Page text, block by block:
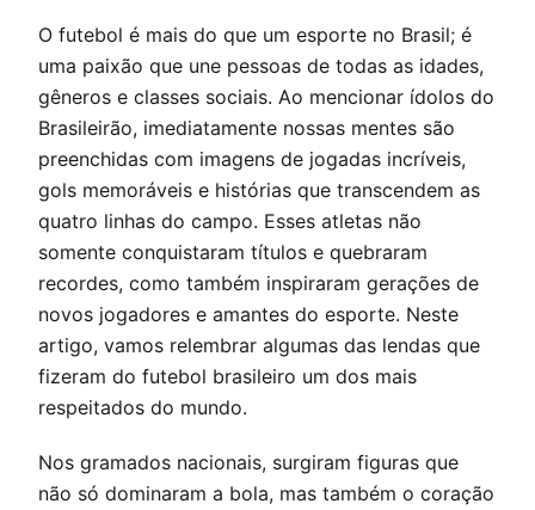
O futebol é mais do que um esporte no Brasil; é
uma paixão que une pessoas de todas as idades,
gêneros e classes sociais. Ao mencionar ídolos do
Brasileirão, imediatamente nossas mentes são
preenchidas com imagens de jogadas incríveis,
gols memoráveis e histórias que transcendem as
quatro linhas do campo. Esses atletas não
somente conquistaram títulos e quebraram
recordes, como também inspiraram gerações de
novos jogadores e amantes do esporte. Neste
artigo, vamos relembrar algumas das lendas que
fizeram do futebol brasileiro um dos mais
respeitados do mundo.
Nos gramados nacionais, surgiram figuras que
não só dominaram a bola, mas também o coração